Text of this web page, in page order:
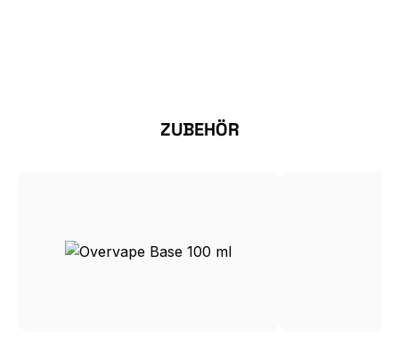
Produktgalerie überspringen
ZUBEHÖR